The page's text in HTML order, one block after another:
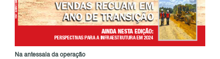
Na antessala da operação